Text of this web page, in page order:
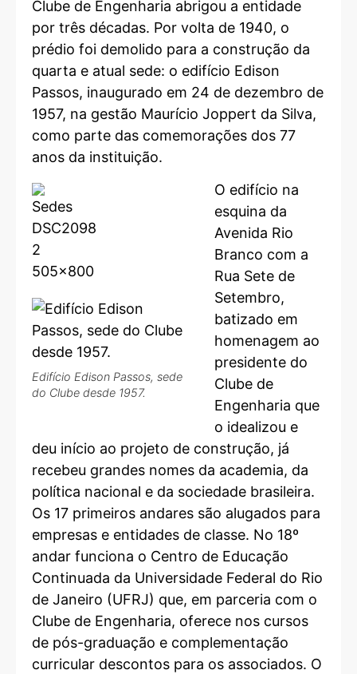
Clube de Engenharia abrigou a entidade
por três décadas. Por volta de 1940, o
prédio foi demolido para a construção da
quarta e atual sede: o edifício Edison
Passos, inaugurado em 24 de dezembro de
1957, na gestão Maurício Joppert da Silva,
como parte das comemorações dos 77
anos da instituição.
Edifício Edison Passos, sede
do Clube desde 1957.
O edifício na
esquina da
Avenida Rio
Branco com a
Rua Sete de
Setembro,
batizado em
homenagem ao
presidente do
Clube de
Engenharia que
o idealizou e
deu início ao projeto de construção, já
recebeu grandes nomes da academia, da
política nacional e da sociedade brasileira.
Os 17 primeiros andares são alugados para
empresas e entidades de classe. No 18º
andar funciona o Centro de Educação
Continuada da Universidade Federal do Rio
de Janeiro (UFRJ) que, em parceria com o
Clube de Engenharia, oferece nos cursos
de pós-graduação e complementação
curricular descontos para os associados. O